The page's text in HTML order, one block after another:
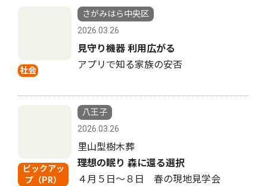
社会
さがみはら中央区
2026.03.26
見守り機器 利用広がる
アプリで知る家族の安否
ピックアッ
プ（PR）
八王子
2026.03.26
里山型樹木葬
理想の眠り 森に還る選択
４月５日〜８日 春の現地見学会